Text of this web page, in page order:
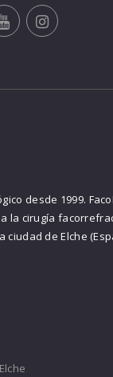
desde 1999.
la cirugía
ciudad de Elche